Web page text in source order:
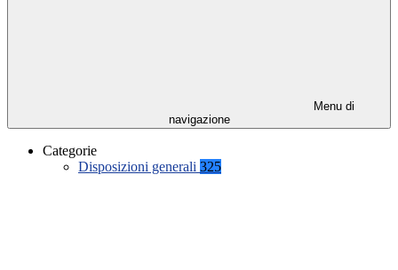
Menu di
navigazione
Categorie
Disposizioni generali 325